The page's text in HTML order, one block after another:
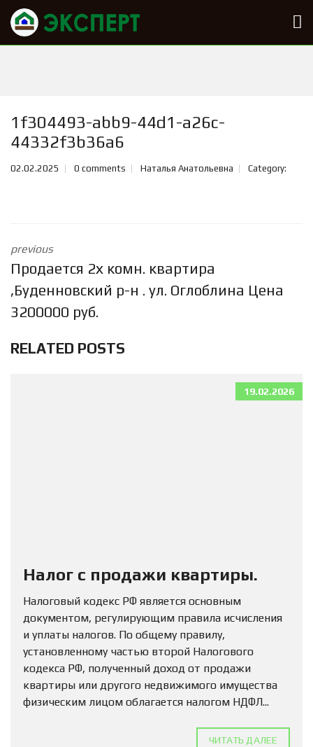
1f304493-abb9-44d1-a26c-
44332f3b36a6
02.02.2025 0 comments Наталья Анатольевна Category:
previous
Продается 2х комн. квартира
,Буденновский р-н . ул. Оглоблина Цена
3200000 руб.
RELATED POSTS
19.02.2026
Налог с продажи квартиры.
Налоговый кодекс РФ является основным
документом, регулирующим правила исчисления
и уплаты налогов. По общему правилу,
установленному частью второй Налогового
кодекса РФ, полученный доход от продажи
квартиры или другого недвижимого имущества
физическим лицом облагается налогом НДФЛ...
ЧИТАТЬ ДАЛЕЕ